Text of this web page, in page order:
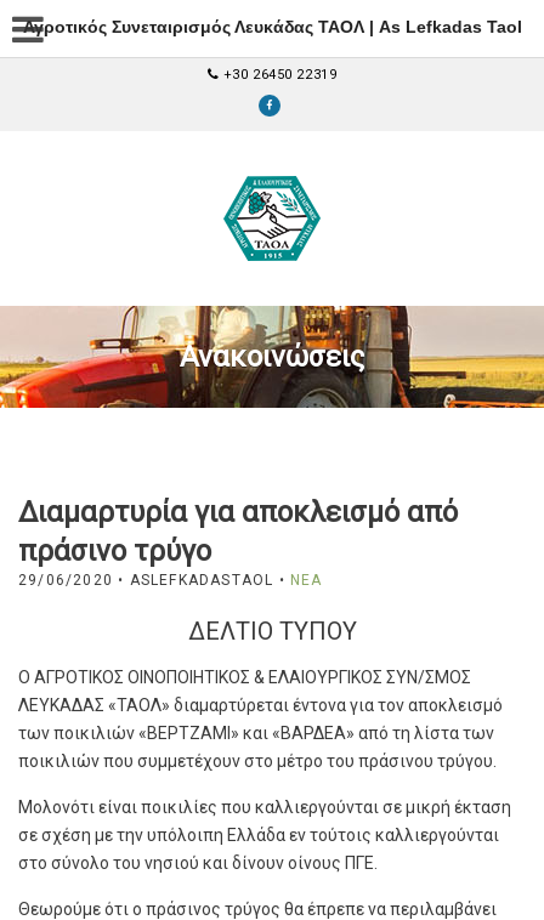
Αγροτικός Συνεταιρισμός Λευκάδας ΤΑΟΛ | As Lefkadas Taol
+30 26450 22319
Ανακοινώσεις
Διαμαρτυρία για αποκλεισμό από
πράσινο τρύγο
29/06/2020 • ASLEFKADASTAOL • ΝΈΑ
ΔΕΛΤΙΟ ΤΥΠΟΥ
Ο ΑΓΡΟΤΙΚΟΣ ΟΙΝΟΠΟΙΗΤΙΚΟΣ & ΕΛΑΙΟΥΡΓΙΚΟΣ ΣΥΝ/ΣΜΟΣ
ΛΕΥΚΑΔΑΣ «ΤΑΟΛ» διαμαρτύρεται έντονα για τον αποκλεισμό
των ποικιλιών «ΒΕΡΤΖΑΜΙ» και «ΒΑΡΔΕΑ» από τη λίστα των
ποικιλιών που συμμετέχουν στο μέτρο του πράσινου τρύγου.
Μολονότι είναι ποικιλίες που καλλιεργούνται σε μικρή έκταση
σε σχέση με την υπόλοιπη Ελλάδα εν τούτοις καλλιεργούνται
στο σύνολο του νησιού και δίνουν οίνους ΠΓΕ.
Θεωρούμε ότι ο πράσινος τρύγος θα έπρεπε να περιλαμβάνει